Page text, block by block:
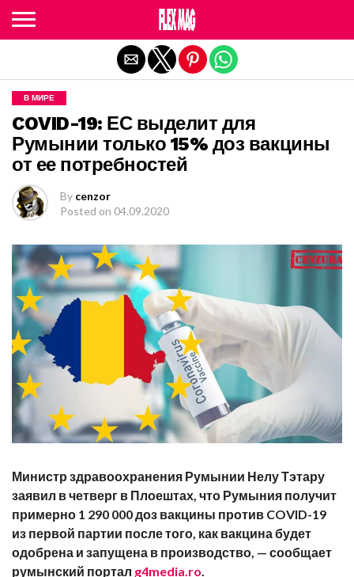
В МИРЕ
COVID-19: ЕС выделит для
Румынии только 15% доз вакцины
от ее потребностей
By cenzor
Posted on 04.09.2020
Министр здравоохранения Румынии Нелу Тэтару
заявил в четверг в Плоештах, что Румыния получит
примерно 1 290 000 доз вакцины против COVID-19
из первой партии после того, как вакцина будет
одобрена и запущена в производство, — сообщает
румынский портал g4media.ro
Exit mobile version